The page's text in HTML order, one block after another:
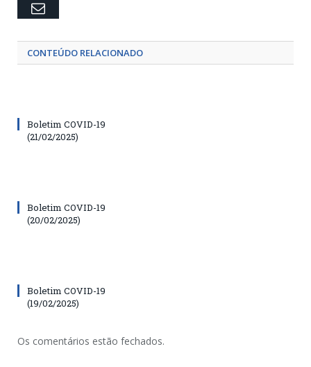
Email
CONTEÚDO RELACIONADO
Boletim COVID-19
(21/02/2025)
Boletim COVID-19
(20/02/2025)
Boletim COVID-19
(19/02/2025)
Os comentários estão fechados.